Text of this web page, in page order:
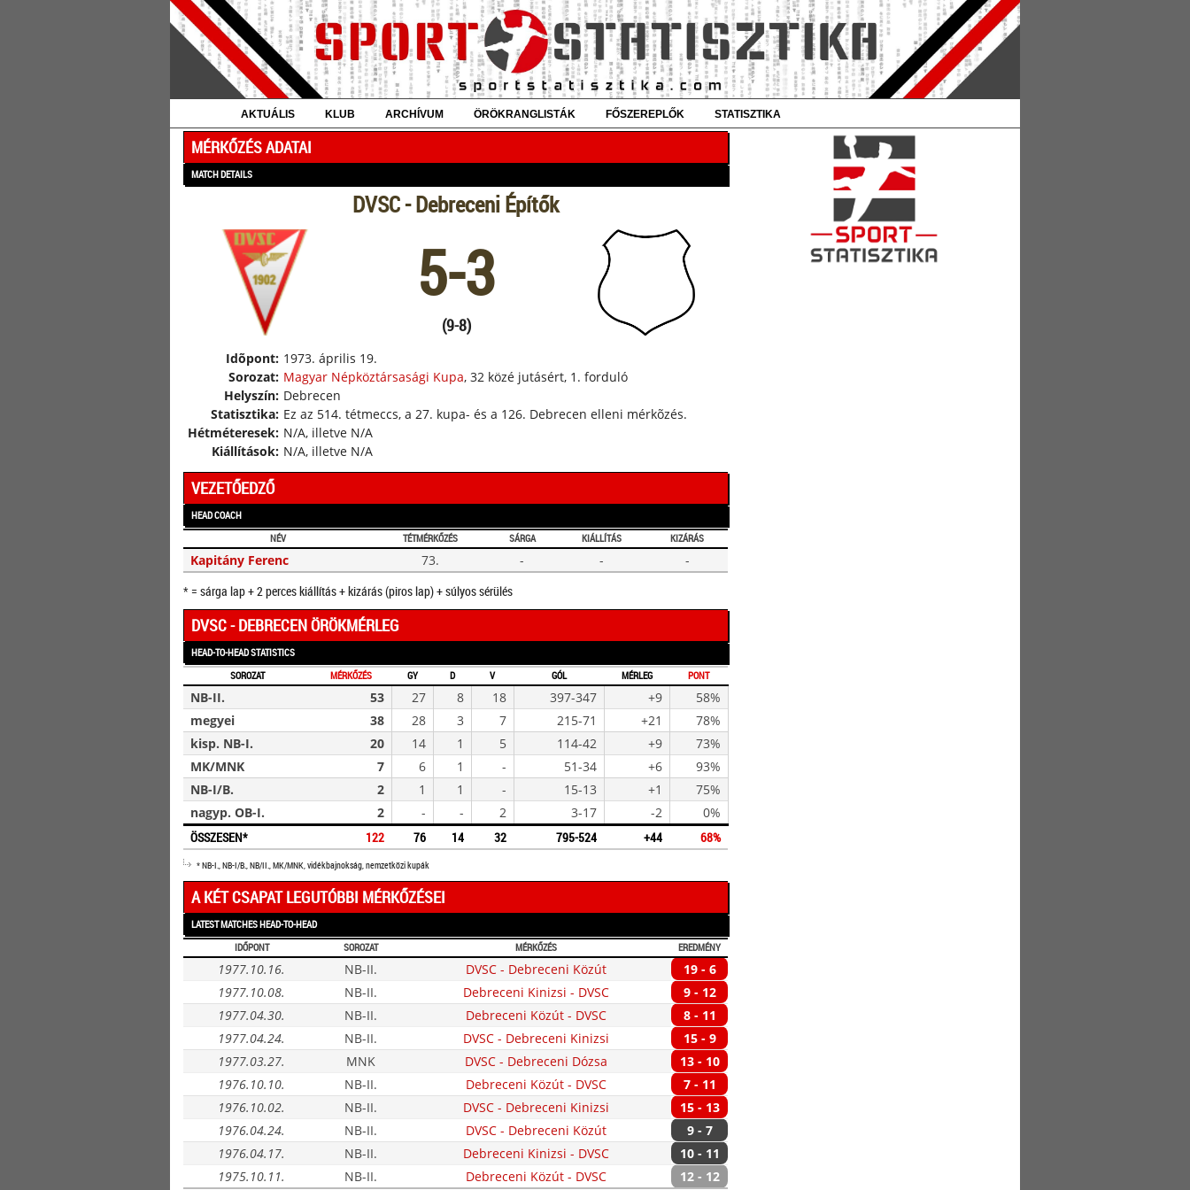
AKTUÁLIS KLUB ARCHÍVUM ÖRÖKRANGLISTÁK FŐSZEREPLŐK STATISZTIKA
MÉRKŐZÉS ADATAI
MATCH DETAILS
DVSC - Debreceni Építők
5-3
(9-8)
Idõpont: 1973. április 19.
Sorozat: Magyar Népköztársasági Kupa, 32 közé jutásért, 1. forduló
Helyszín: Debrecen
Statisztika: Ez az 514. tétmeccs, a 27. kupa- és a 126. Debrecen elleni mérkõzés.
Hétméteresek: N/A, illetve N/A
Kiállítások: N/A, illetve N/A
VEZETŐEDZŐ
HEAD COACH
NÉV
TÉTMÉRKŐZÉS SÁRGA KIÁLLÍTÁS KIZÁRÁS
Kapitány Ferenc 73. - -
-
* = sárga lap + 2 perces kiállítás + kizárás (piros lap) + súlyos sérülés
DVSC - DEBRECEN ÖRÖKMÉRLEG
HEAD-TO-HEAD STATISTICS
SOROZAT
MÉRKŐZÉS GY D V GÓL MÉRLEG PONT
NB-II. 53 27 8 18 397-347 +9
58%
megyei
38 28 3 7 215-71 +21
78%
kisp. NB-I.
20 14 1 5 114-42 +9
73%
MK/MNK
7 6 1 - 51-34 +6
93%
NB-I/B.
2 1 1 - 15-13 +1
75%
nagyp. OB-I.
2 - - 2 3-17 -2
0%
ÖSSZESEN*
122 76 14 32 795-524 +44 68%
* NB-I., NB-I/B., NB/II., MK/MNK, vidékbajnokság, nemzetközi kupák
A KÉT CSAPAT LEGUTÓBBI MÉRKŐZÉSEI
LATEST MATCHES HEAD-TO-HEAD
IDŐPONT
SOROZAT MÉRKŐZÉS EREDMÉNY
1977.10.16. NB-II. DVSC - Debreceni Közút
19 - 6
1977.10.08.
NB-II. Debreceni Kinizsi - DVSC
9 - 12
1977.04.30.
NB-II. Debreceni Közút - DVSC
8 - 11
1977.04.24.
NB-II. DVSC - Debreceni Kinizsi
15 - 9
1977.03.27.
MNK DVSC - Debreceni Dózsa
13 - 10
1976.10.10.
NB-II. Debreceni Közút - DVSC
7 - 11
1976.10.02.
NB-II. DVSC - Debreceni Kinizsi
15 - 13
1976.04.24.
NB-II. DVSC - Debreceni Közút
9 - 7
1976.04.17.
NB-II. Debreceni Kinizsi - DVSC
10 - 11
1975.10.11.
NB-II. Debreceni Közút - DVSC 12 - 12